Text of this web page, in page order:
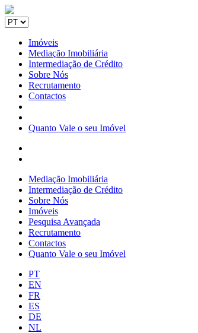
Imóveis
Mediação Imobiliária
Intermediação de Crédito
Sobre Nós
Recrutamento
Contactos
Quanto Vale o seu Imóvel
Mediação Imobiliária
Intermediação de Crédito
Sobre Nós
Imóveis
Pesquisa Avançada
Recrutamento
Contactos
Quanto Vale o seu Imóvel
PT
EN
FR
ES
DE
NL